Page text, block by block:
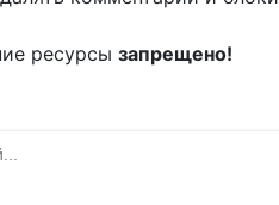
ресурсы запрещено!